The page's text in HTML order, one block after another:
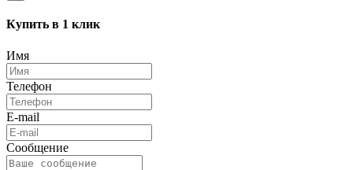
Купить в 1 клик
Имя
Телефон
E-mail
Сообщение